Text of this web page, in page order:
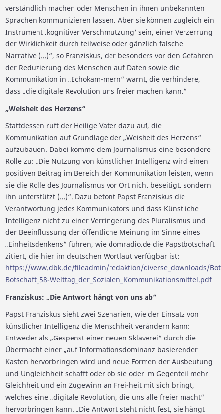
verständlich machen oder Menschen in ihnen unbekannten
Sprachen kommunizieren lassen. Aber sie können zugleich ein
Instrument ‚kognitiver Verschmutzung‘ sein, einer Verzerrung
der Wirklichkeit durch teilweise oder gänzlich falsche
Narrative (…)“, so Franziskus, der besonders vor den Gefahren
der Reduzierung des Menschen auf Daten sowie die
Kommunikation in „Echokam-mern“ warnt, die verhindere,
dass „die digitale Revolution uns freier machen kann.“
„Weisheit des Herzens“
Stattdessen ruft der Heilige Vater dazu auf, die
Kommunikation auf Grundlage der „Weisheit des Herzens“
aufzubauen. Dabei komme dem Journalismus eine besondere
Rolle zu: „Die Nutzung von künstlicher Intelligenz wird einen
positiven Beitrag im Bereich der Kommunikation leisten, wenn
sie die Rolle des Journalismus vor Ort nicht beseitigt, sondern
ihn unterstützt (…)“. Dazu betont Papst Franziskus die
Verantwortung jedes Kommunikators und dass Künstliche
Intelligenz nicht zu einer Verringerung des Pluralismus und
der Beeinflussung der öffentliche Meinung im Sinne eines
„Einheitsdenkens“ führen, wie domradio.de die Papstbotschaft
zitiert, die hier im deutschen Wortlaut verfügbar ist:
https://www.dbk.de/fileadmin/redaktion/diverse_downloads/
Botschaft_58-Welttag_der_Sozialen_Kommunikationsmittel.pdf
Franziskus: „Die Antwort hängt von uns ab“
Papst Franziskus sieht zwei Szenarien, wie der Einsatz von
künstlicher Intelligenz die Menschheit verändern kann:
Entweder als „Gespenst einer neuen Sklaverei“ durch die
Übermacht einer „auf Informationsdominanz basierender
Kasten hervorbringen wird und neue Formen der Ausbeutung
und Ungleichheit schafft oder ob sie oder im Gegenteil mehr
Gleichheit und ein Zugewinn an Frei-heit mit sich bringt,
welches eine „digitale Revolution, die uns alle freier macht“
hervorbringen kann. „Die Antwort steht nicht fest, sie hängt